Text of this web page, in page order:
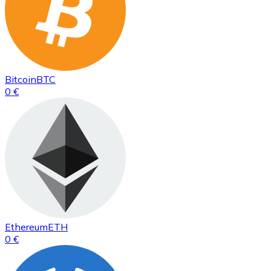
BitcoinBTC
0 €
EthereumETH
0 €